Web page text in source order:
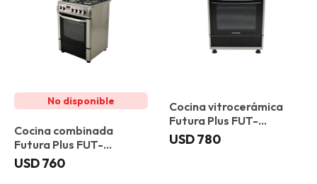
Cocina combinada
Futura Plus FUT-
60CM4X Barcelona
USD760
Cocina vitrocerámica
Futura Plus FUT-
60VC4G Vitoria
USD780